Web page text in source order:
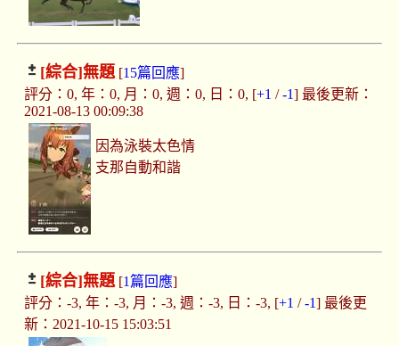
[綜合]無題[15篇回應]
評分：0, 年：0, 月：0, 週：0, 日：0, [+1 /-1] 最後更新：
2021-08-13 00:09:38
因為泳裝太色情
支那自動和諧
[綜合]無題[1篇回應]
評分：-3, 年：-3, 月：-3, 週：-3, 日：-3, [+1 /-1] 最後更
新：2021-10-15 15:03:51